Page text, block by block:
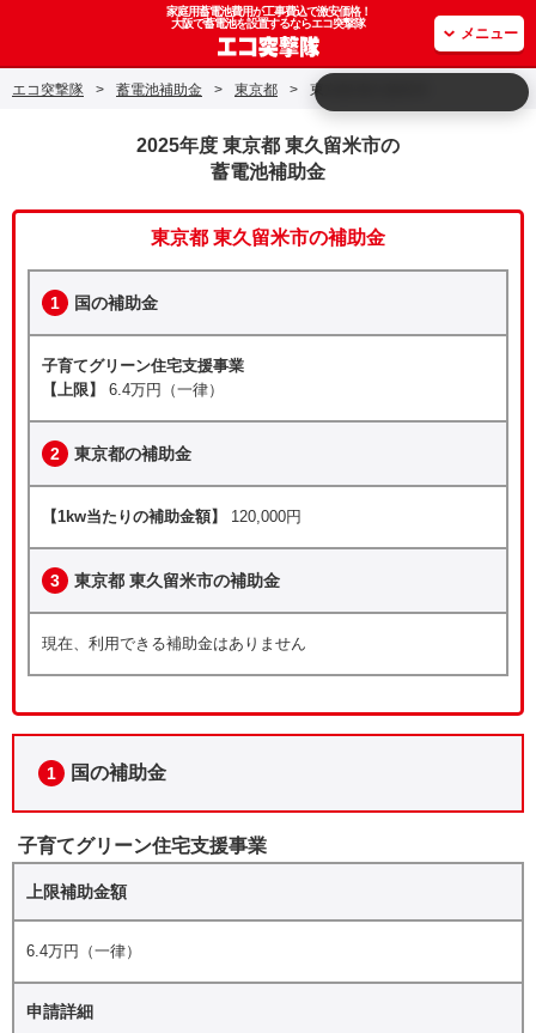
家庭用蓄電池費用が工事費込で激安価格！
大阪で蓄電池を設置するならエコ突撃隊
メニュー
エコ突撃隊 > 蓄電池補助金 > 東京都 > 東京都 東久留米市
2025年度 東京都 東久留米市の
蓄電池補助金
東京都 東久留米市の補助金
1 国の補助金
子育てグリーン住宅支援事業
【上限】
6.4万円（一律）
2 東京都の補助金
【1kw当たりの補助金額】 120,000円
3 東京都 東久留米市の補助金
現在、利用できる補助金はありません
1 国の補助金
子育てグリーン住宅支援事業
上限補助金額
6.4万円（一律）
申請詳細